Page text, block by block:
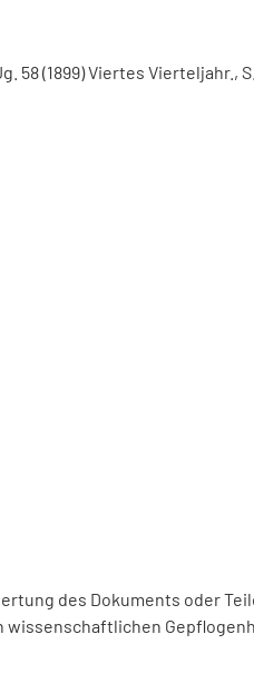
58 (1899) Viertes Vierteljahr.,
des Dokuments oder
wissenschaftlichen